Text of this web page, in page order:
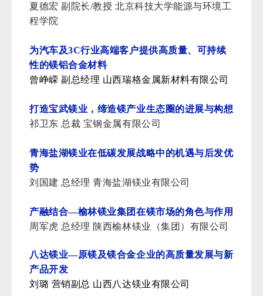
夏德宏 副院长/教授 北京科技大学能源与环境工
程学院
为汽车及3C行业高端客户提供高质量、可持续
性的镁铝合金材料
曾峥嵘 副总经理 山西瑞格金属新材料有限公司
打造宝武镁业，缔造镁产业生态圈的进展与构想
祁卫东 总裁 宝钢金属有限公司
青海盐湖镁业在低碳发展战略中的机遇与后发优
势
刘国建 总经理 青海盐湖镁业有限公司
产融结合—榆林镁业集团在镁市场的角色与作用
周军虎 总经理 陕西榆林镁业（集团）有限公司
八达镁业—原镁及镁合金企业的高质量发展与新
产品开发
刘璐 营销副总 山西八达镁业有限公司